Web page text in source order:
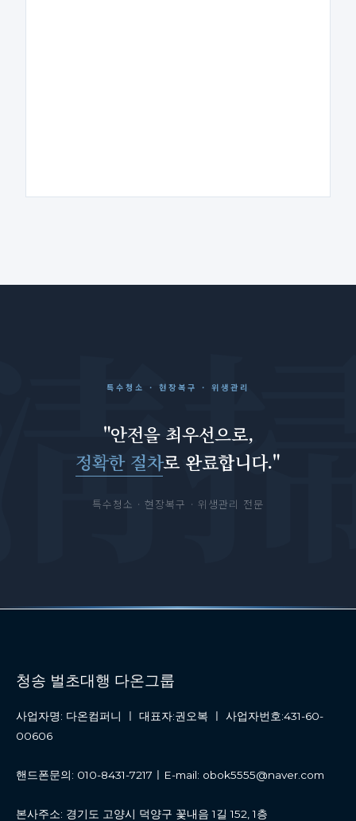
특수청소 · 현장복구 · 위생관리
"안전을 최우선으로,
정확한 절차로 완료합니다."
특수청소 · 현장복구 · 위생관리 전문
청송 벌초대행 다온그룹
사업자명: 다온컴퍼니 ㅣ 대표자:권오복 ㅣ 사업자번호:431-60-
00606
핸드폰문의: 010-8431-7217ㅣE-mail: obok5555@naver.com
본사주소: 경기도 고양시 덕양구 꽃내음 1길 152, 1층